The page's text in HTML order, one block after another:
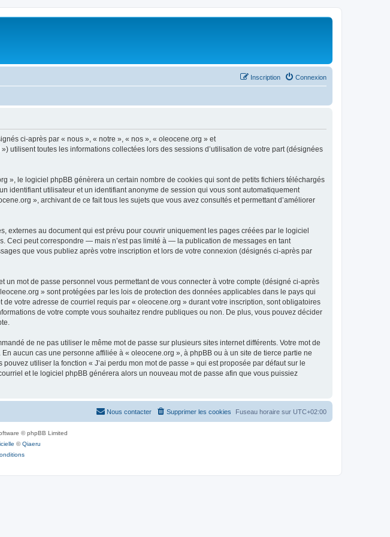
Connexion
Inscription
ci-après par « nous », « notre », « nos », « oleocene.org » et
utilisent toutes les informations collectées lors des sessions d’utilisation de votre part (désignées
», le logiciel phpBB génèrera un certain nombre de cookies qui sont de petits fichiers téléchargés
identifiant utilisateur et un identifiant anonyme de session qui vous sont automatiquement
», archivant de ce fait tous les sujets que vous avez consultés et permettant d’améliorer
externes au document qui est prévu pour couvrir uniquement les pages créées par le logiciel
Ceci peut correspondre — mais n’est pas limité à — la publication de messages en tant
que vous publiez après votre inscription et lors de votre connexion (désignés ci-après par
mot de passe personnel vous permettant de vous connecter à votre compte (désigné ci-après
» sont protégées par les lois de protection des données applicables dans le pays qui
votre adresse de courriel requis par « oleocene.org » durant votre inscription, sont obligatoires
de votre compte vous souhaitez rendre publiques ou non. De plus, vous pouvez décider
de ne pas utiliser le même mot de passe sur plusieurs sites internet différents. Votre mot de
aucun cas une personne affiliée à « oleocene.org », à phpBB ou à un site de tierce partie ne
utiliser la fonction « J’ai perdu mon mot de passe » qui est proposée par défaut sur le
et le logiciel phpBB générera alors un nouveau mot de passe afin que vous puissiez
Fuseau horaire sur UTC+02:00
Supprimer les cookies
Nous contacter
© phpBB Limited
©Qiaeru